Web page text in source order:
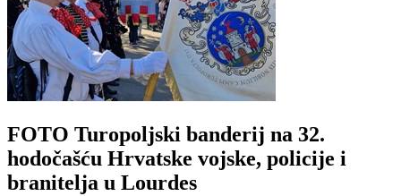
FOTO Turopoljski banderij na 32.
hodočašću Hrvatske vojske, policije i
branitelja u Lourdes